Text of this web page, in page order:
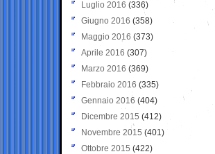
Luglio 2016 (336)
Giugno 2016 (358)
Maggio 2016 (373)
Aprile 2016 (307)
Marzo 2016 (369)
Febbraio 2016 (335)
Gennaio 2016 (404)
Dicembre 2015 (412)
Novembre 2015 (401)
Ottobre 2015 (422)